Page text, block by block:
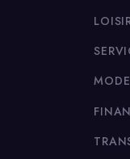
MODE